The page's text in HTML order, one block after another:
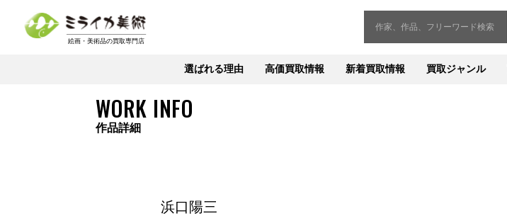
選ばれる理由 高価買取情報 新着買取情報 買取ジャンル
WORK INFO
作品詳細
浜口陽三